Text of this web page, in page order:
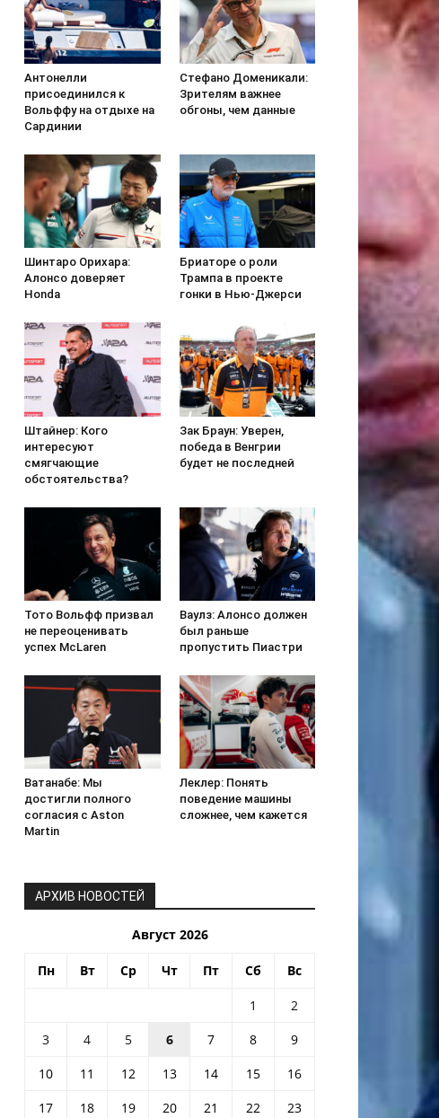
Антонелли
присоединился к
Вольффу на отдыхе на
Сардинии
Стефано Доменикали:
Зрителям важнее
обгоны, чем данные
Шинтаро Орихара:
Алонсо доверяет
Honda
Бриаторе о роли
Трампа в проекте
гонки в Нью-Джерси
Штайнер: Кого
интересуют
смягчающие
обстоятельства?
Зак Браун: Уверен,
победа в Венгрии
будет не последней
Тото Вольфф призвал
не переоценивать
успех McLaren
Ваулз: Алонсо должен
был раньше
пропустить Пиастри
Ватанабе: Мы
достигли полного
согласия с Aston
Martin
Леклер: Понять
поведение машины
сложнее, чем кажется
АРХИВ НОВОСТЕЙ
Август 2026
Пн Вт Ср Чт Пт Сб Вс
1
2
3
4 5 6 7 8
9
10
11 12 13 14 15
16
17
18 19 20 21 22
23